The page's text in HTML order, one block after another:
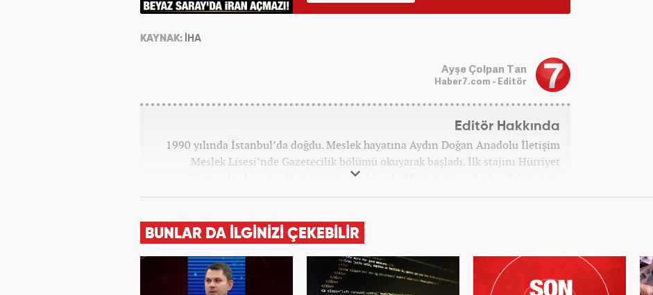
KAYNAK: İHA
Ayşe Çolpan Tan
Haber7.com - Editör
Editör Hakkında
1990 yılında İstanbul’da doğdu. Meslek hayatına Aydın Doğan Anadolu İletişim
Meslek Lisesi’nde Gazetecilik bölümü okuyarak başladı. İlk stajını Hürriyet
Gazetesi’nde yaptı. Üniversiteyi ise İstanbul Üniversitesi Radyo Televizyon
Yayımcılığı bölümünde tamamladı. 2009 yılında Milliyet Gazetesi’nde internet
televizyon bulunmaktadır. Meslek hayatına Haber7.com’da “Gündem Editörü”
olarak devam etmektedir. Evli ve 2 çocuk annesidir.
BUNLAR DA İLGİNİZİ ÇEKEBİLİR